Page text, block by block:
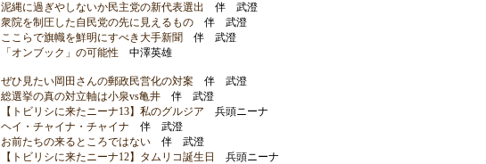
泥縄に過ぎやしないか民主党の新代表選出 伴 武澄
衆院を制圧した自民党の先に見えるもの伴 武澄
ここらで旗幟を鮮明にすべき大手新聞 伴 武澄
「オンブック」の可能性中澤英雄
ぜひ見たい岡田さんの郵政民営化の対案 伴 武澄
総選挙の真の対立軸は小泉vs亀井伴 武澄
【トビリシに来たニーナ13】私のグルジア 兵頭ニーナ
ヘイ・チャイナ・チャイナ 伴 武澄
お前たちの来るところではない伴 武澄
【トビリシに来たニーナ12】タムリコ誕生日
兵頭ニーナ